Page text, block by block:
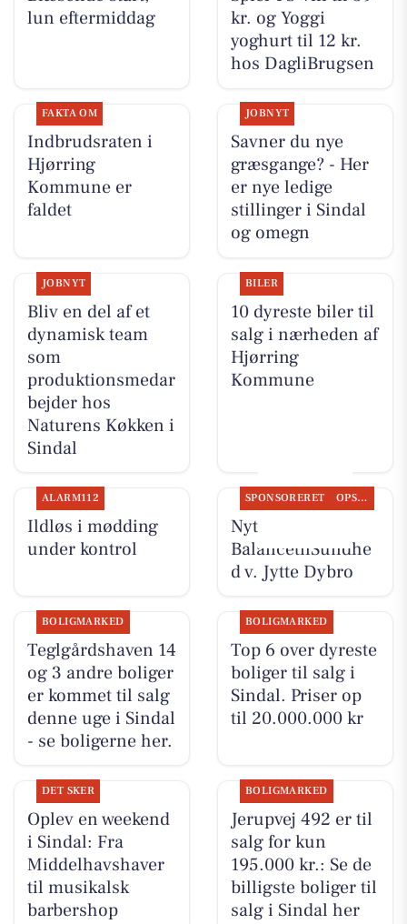
lun eftermiddag
kr. og Yoggi
yoghurt til 12 kr.
hos DagliBrugsen
FAKTA OM
Indbrudsraten i
Hjørring
Kommune er
faldet
JOBNYT
Savner du nye
græsgange? - Her
er nye ledige
stillinger i Sindal
og omegn
JOBNYT
Bliv en del af et
dynamisk team
som
produktionsmedar
bejder hos
Naturens Køkken i
Sindal
BILER
10 dyreste biler til
salg i nærheden af
Hjørring
Kommune
ALARM112
Ildløs i mødding
under kontrol
SPONSORERET OPSLAGSTAVLEN
Nyt fra
BalancetilSundhe
d v. Jytte Dybro
BOLIGMARKED
Teglgårdshaven 14
og 3 andre boliger
er kommet til salg
denne uge i Sindal
- se boligerne her.
BOLIGMARKED
Top 6 over dyreste
boliger til salg i
Sindal. Priser op
til 20.000.000 kr
DET SKER
Oplev en weekend
i Sindal: Fra
Middelhavshaver
til musikalsk
barbershop
BOLIGMARKED
Jerupvej 492 er til
salg for kun
195.000 kr.: Se de
billigste boliger til
salg i Sindal her